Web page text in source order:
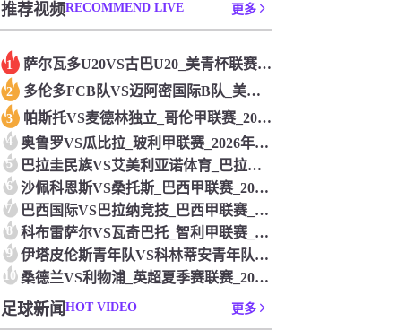
推荐视频RECOMMEND LIVE 更多
1 萨尔瓦多U20VS古巴U20_美青杯联赛_2026年07月2
2 多伦多FCB队VS迈阿密国际B队_美预备联联赛_2026年0
3 帕斯托VS麦德林独立_哥伦甲联赛_2026年07月26日
4 奥鲁罗VS瓜比拉_玻利甲联赛_2026年07月26日
5 巴拉圭民族VS艾美利亚诺体育_巴拉甲联赛_2026年07月2
6 沙佩科恩斯VS桑托斯_巴西甲联赛_2026年07月26日
7 巴西国际VS巴拉纳竞技_巴西甲联赛_2026年07月26日
8 科布雷萨尔VS瓦奇巴托_智利甲联赛_2026年07月26日
9 伊塔皮伦斯青年队VS科林蒂安青年队_巴圣青联联赛_2026年
10 桑德兰VS利物浦_英超夏季赛联赛_2026年07月26日
足球新闻 HOT VIDEO 更多